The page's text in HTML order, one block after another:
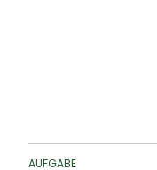
AUFGABE